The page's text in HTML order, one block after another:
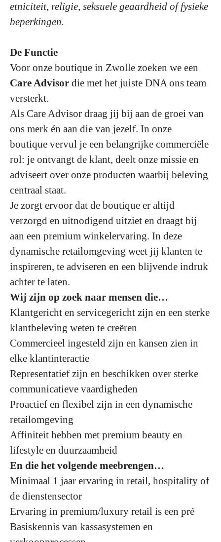
etniciteit, religie, seksuele geaardheid of fysieke
beperkingen.
De Functie
Voor onze boutique in Zwolle zoeken we een
Care Advisor die met het juiste DNA ons team
versterkt.
Als Care Advisor draag jij bij aan de groei van
ons merk én aan die van jezelf. In onze
boutique vervul je een belangrijke commerciële
rol: je ontvangt de klant, deelt onze missie en
adviseert over onze producten waarbij beleving
centraal staat.
Je zorgt ervoor dat de boutique er altijd
verzorgd en uitnodigend uitziet en draagt bij
aan een premium winkelervaring. In deze
dynamische retailomgeving weet jij klanten te
inspireren, te adviseren en een blijvende indruk
achter te laten.
Wij zijn op zoek naar mensen die…
Klantgericht en servicegericht zijn en een sterke
klantbeleving weten te creëren
Commercieel ingesteld zijn en kansen zien in
elke klantinteractie
Representatief zijn en beschikken over sterke
communicatieve vaardigheden
Proactief en flexibel zijn in een dynamische
retailomgeving
Affiniteit hebben met premium beauty en
lifestyle en duurzaamheid
En die het volgende meebrengen…
Minimaal 1 jaar ervaring in retail, hospitality of
de dienstensector
Ervaring in premium/luxury retail is een pré
Basiskennis van kassasystemen en